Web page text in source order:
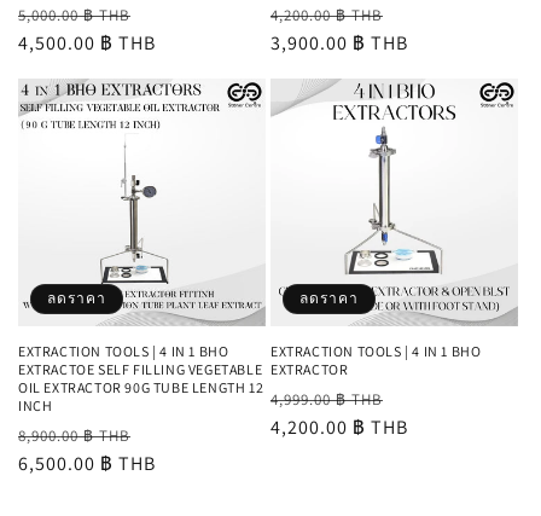
ราคา
ปกติ
5,000.00 ฿ THB
โปรโมชัน
4,500.00 ฿ THB
ราคา
ปกติ
4,200.00 ฿ THB
โปรโมชัน
3,900.00 ฿ THB
ลดราคา
EXTRACTION TOOLS | 4 IN 1 BHO
EXTRACTOE SELF FILLING VEGETABLE
OIL EXTRACTOR 90G TUBE LENGTH 12
INCH
ราคา
ปกติ
8,900.00 ฿ THB
โปรโมชัน
6,500.00 ฿ THB
ลดราคา
EXTRACTION TOOLS | 4 IN 1 BHO
EXTRACTOR
ราคา
ปกติ
4,999.00 ฿ THB
โปรโมชัน
4,200.00 ฿ THB